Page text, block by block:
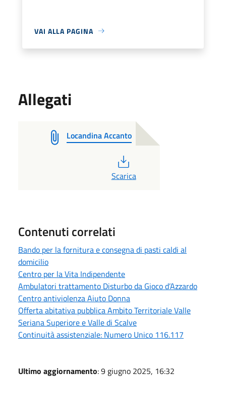
VAI ALLA PAGINA
Allegati
Locandina Accanto
Scarica
Contenuti correlati
Bando per la fornitura e consegna di pasti caldi al
domicilio
Centro per la Vita Indipendente
Ambulatori trattamento Disturbo da Gioco d’Azzardo
Centro antiviolenza Aiuto Donna
Offerta abitativa pubblica Ambito Territoriale Valle
Seriana Superiore e Valle di Scalve
Continuità assistenziale: Numero Unico 116.117
Ultimo aggiornamento: 9 giugno 2025, 16:32